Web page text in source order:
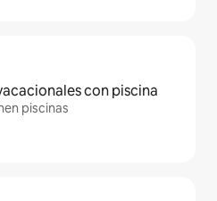
con piscina
piscinas